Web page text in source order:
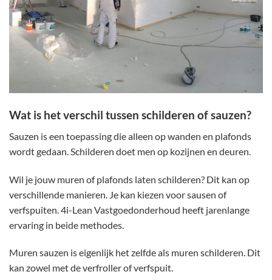
Wat is het verschil tussen schilderen of sauzen?
Sauzen is een toepassing die alleen op wanden en plafonds
wordt gedaan. Schilderen doet men op kozijnen en deuren.
Wil je jouw muren of plafonds laten schilderen? Dit kan op
verschillende manieren. Je kan kiezen voor sausen of
verfspuiten. 4i-Lean Vastgoedonderhoud heeft jarenlange
ervaring in beide methodes.
Muren sauzen is eigenlijk het zelfde als muren schilderen. Dit
kan zowel met de verfroller of verfspuit.